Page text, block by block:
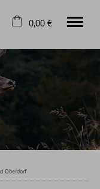
0,00 €
Oberdorf